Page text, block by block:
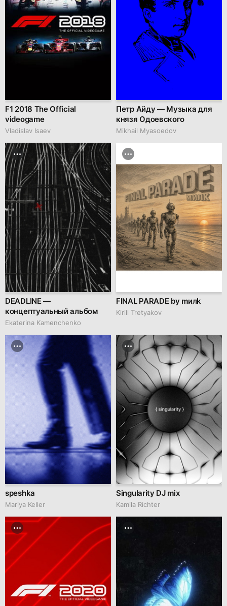
F1 2018 The Official
videogame
Vladislav Isaev
Петр Айду — Музыка для
князя Одоевского
Mikhail Myasoedov
DEADLINE —
концептуальный альбом
Ekaterina Kamenchenko
FINAL PARADE by mилk
Kirill Tretyakov
speshka
Mariya Keller
Singularity DJ mix
Kamila Richter